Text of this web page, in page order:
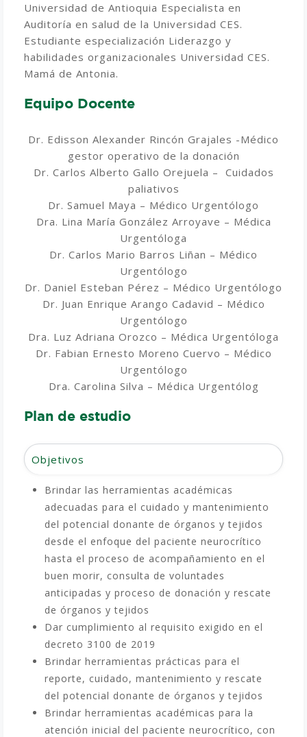
Universidad de Antioquia Especialista en
Auditoría en salud de la Universidad CES.
Estudiante especialización Liderazgo y
habilidades organizacionales Universidad CES.
Mamá de Antonia.
Equipo Docente
Dr. Edisson Alexander Rincón Grajales -Médico
gestor operativo de la donación
Dr. Carlos Alberto Gallo Orejuela – Cuidados
paliativos
Dr. Samuel Maya – Médico Urgentólogo
Dra. Lina María González Arroyave – Médica
Urgentóloga
Dr. Carlos Mario Barros Liñan – Médico
Urgentólogo
Dr. Daniel Esteban Pérez – Médico Urgentólogo
Dr. Juan Enrique Arango Cadavid – Médico
Urgentólogo
Dra. Luz Adriana Orozco – Médica Urgentóloga
Dr. Fabian Ernesto Moreno Cuervo – Médico
Urgentólogo
Dra. Carolina Silva – Médica Urgentólog
Plan de estudio
Objetivos
Brindar las herramientas académicas
adecuadas para el cuidado y mantenimiento
del potencial donante de órganos y tejidos
desde el enfoque del paciente neurocrítico
hasta el proceso de acompañamiento en el
buen morir, consulta de voluntades
anticipadas y proceso de donación y rescate
de órganos y tejidos
Dar cumplimiento al requisito exigido en el
decreto 3100 de 2019
Brindar herramientas prácticas para el
reporte, cuidado, mantenimiento y rescate
del potencial donante de órganos y tejidos
Brindar herramientas académicas para la
atención inicial del paciente neurocrítico, con